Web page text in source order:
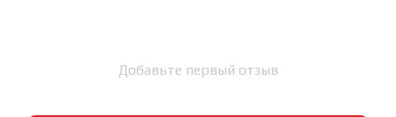
Добавьте первый отзыв